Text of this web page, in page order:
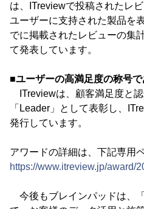
は、ITreviewで投稿されたレ
ユーザーに支持された製品を
でに掲載されたレビューの集
て発表しています。
■ユーザーの高満足度の称号
ITreviewは、顧客満足度と
「Leader」として表彰し、
発行しています。
アワードの詳細は、下記専用
https://www.itreview.jp/award/
今後もブレインパッドは、